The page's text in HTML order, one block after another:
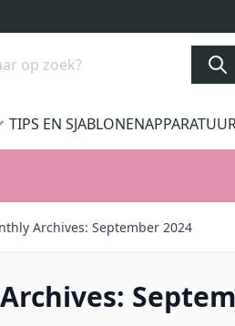
TIPS EN SJABLONEN
Archives: September 2024